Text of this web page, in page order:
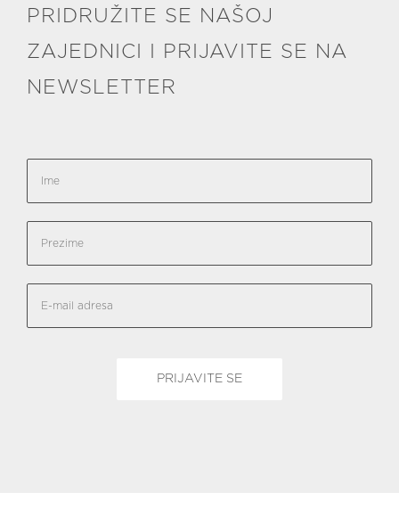
PRIDRUŽITE SE NAŠOJ
ZAJEDNICI I PRIJAVITE SE NA
NEWSLETTER